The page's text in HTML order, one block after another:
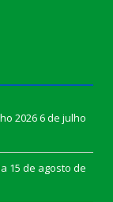
20266 de julho
15 de agosto de